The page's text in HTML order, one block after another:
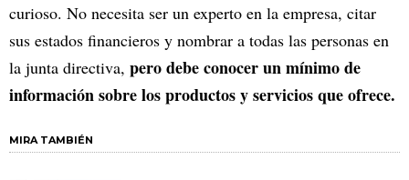
curioso. No necesita ser un experto en la empresa, citar
sus estados financieros y nombrar a todas las personas en
la junta directiva, pero debe conocer un mínimo de
información sobre los productos y servicios que ofrece.
MIRA TAMBIÉN